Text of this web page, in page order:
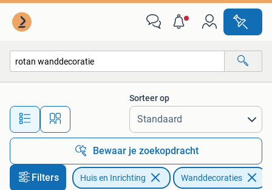
Alle afstanden…
Sorteer op
Bewaar je zoekopdracht
Filters Huis en Inrichting Wanddecoraties